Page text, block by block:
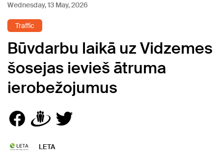
Wednesday, 13 May, 2026
Traffic
Būvdarbu laikā uz Vidzemes
šosejas ievieš ātruma
ierobežojumus
LETA